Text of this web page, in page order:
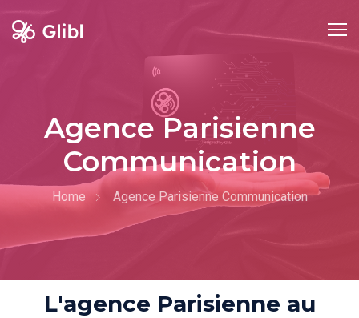
Agence Parisienne
Communication
Home Agence Parisienne Communication
L'agence Parisienne au